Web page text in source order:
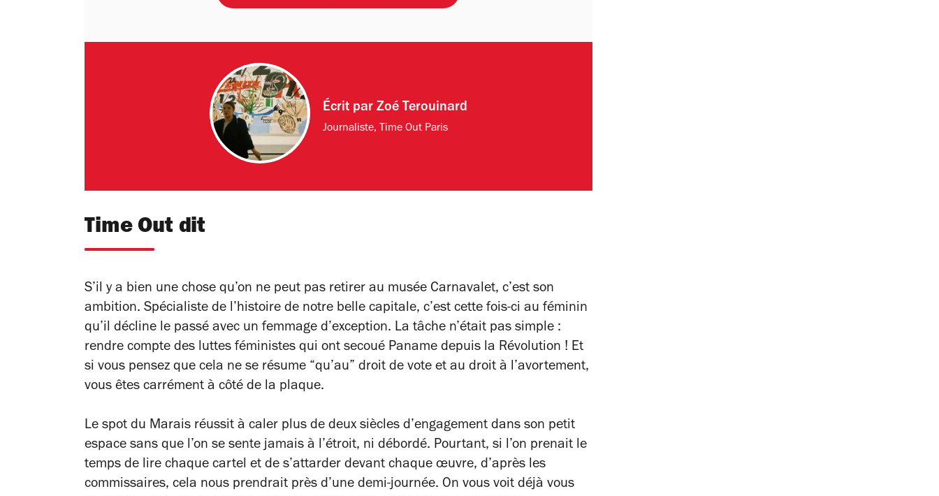
Écrit par Zoé Terouinard
Journaliste, Time Out Paris
Time Out dit
S’il y a bien une chose qu’on ne peut pas retirer au musée Carnavalet, c’est son
ambition. Spécialiste de l’histoire de notre belle capitale, c’est cette fois-ci au féminin
qu’il décline le passé avec un femmage d’exception. La tâche n’était pas simple :
rendre compte des luttes féministes qui ont secoué Paname depuis la Révolution ! Et
si vous pensez que cela ne se résume “qu’au” droit de vote et au droit à l’avortement,
vous êtes carrément à côté de la plaque.
Le spot du Marais réussit à caler plus de deux siècles d’engagement dans son petit
espace sans que l’on se sente jamais à l’étroit, ni débordé. Pourtant, si l’on prenait le
temps de lire chaque cartel et de s’attarder devant chaque œuvre, d’après les
commissaires, cela nous prendrait près d’une demi-journée. On vous voit déjà vous